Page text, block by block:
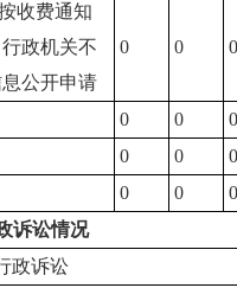
收费通知
政机关不
公开申请
0 0 0
0 0
0
0 0
0
0 0
0
诉讼情况
政诉讼